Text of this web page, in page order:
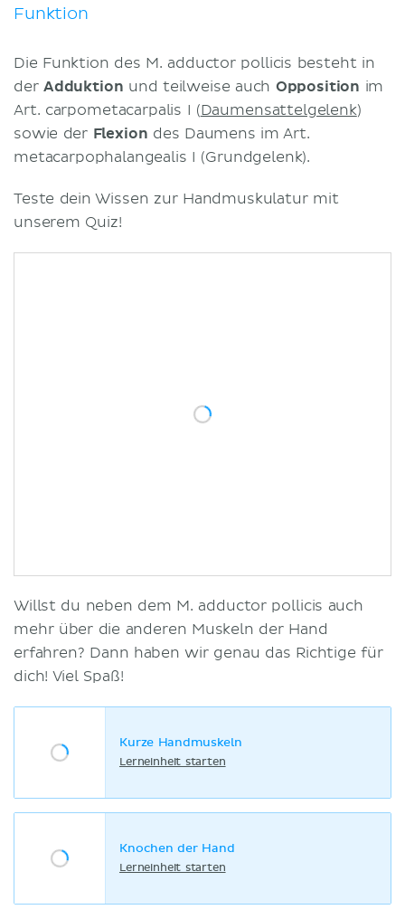
Funktion
Die Funktion des M. adductor pollicis besteht in
der Adduktion und teilweise auch Opposition im
Art. carpometacarpalis I (Daumensattelgelenk)
sowie der Flexion des Daumens im Art.
metacarpophalangealis I (Grundgelenk).
Teste dein Wissen zur Handmuskulatur mit
unserem Quiz!
Willst du neben dem M. adductor pollicis auch
mehr über die anderen Muskeln der Hand
erfahren? Dann haben wir genau das Richtige für
dich! Viel Spaß!
Kurze Handmuskeln
Lerneinheit starten
Knochen der Hand
Lerneinheit starten